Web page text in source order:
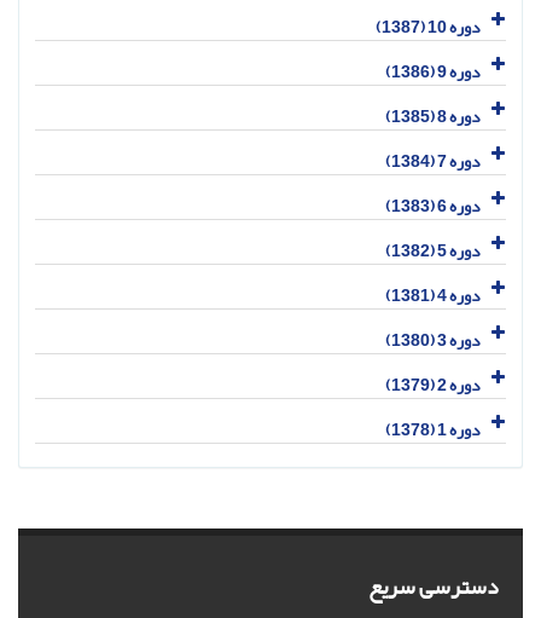
دوره 10 (1387)
دوره 9 (1386)
دوره 8 (1385)
دوره 7 (1384)
دوره 6 (1383)
دوره 5 (1382)
دوره 4 (1381)
دوره 3 (1380)
دوره 2 (1379)
دوره 1 (1378)
دسترسی سریع